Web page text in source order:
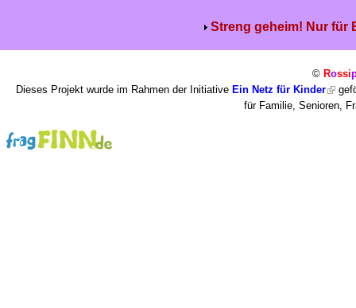
Streng geheim! Nur für
© Rossi
Dieses Projekt wurde im Rahmen der Initiative Ein Netz für Kinder
für Familie, Senioren,